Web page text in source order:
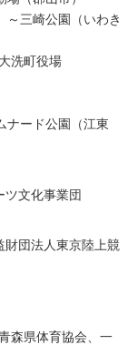
三崎公園（いわき
洗町役場
ード公園（江東
文化事業団
団法人東京陸上競
森県体育協会、一